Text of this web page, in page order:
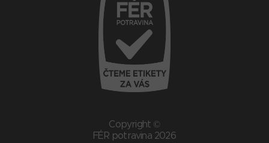
Copyright ©
FÉR potravina 2026